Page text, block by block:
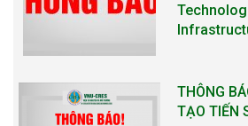
THÔNG
TẠO TIẾN